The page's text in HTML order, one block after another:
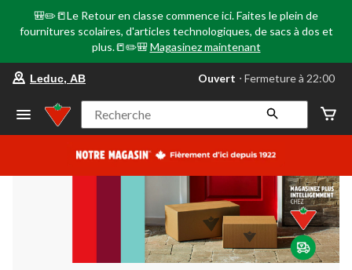
🎒✏️📒Le Retour en classe commence ici. Faites le plein de
fournitures scolaires, d'articles technologiques, de sacs à dos et
plus.📒✏️🎒 Magasinez maintenant
votre
préféré
Leduc,
AB,
courament
Fermeture
à
22:00
cliquer
pour
changer
Leduc, AB Ouvert ⋅ Fermeture à 22:00
Recherche